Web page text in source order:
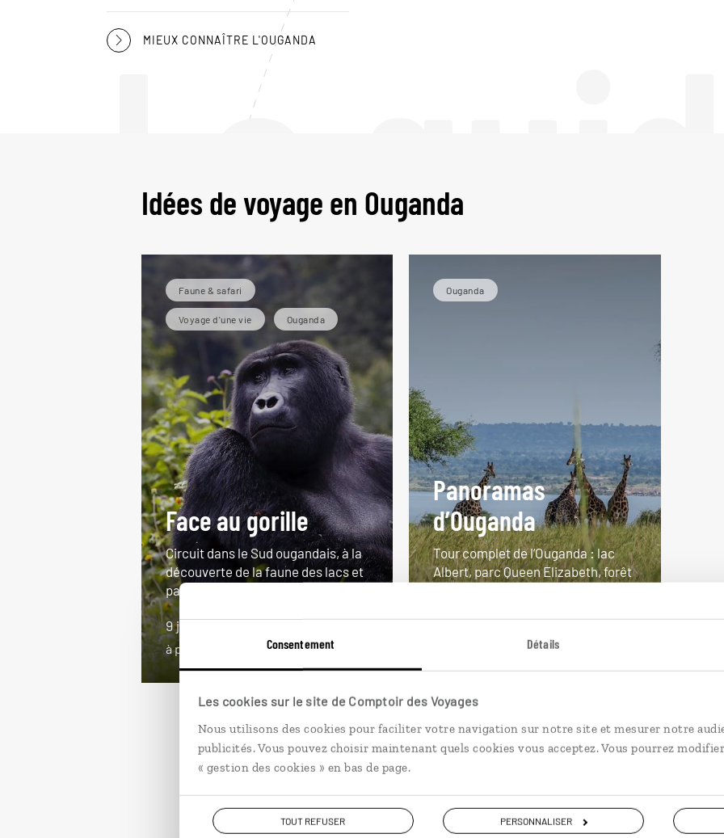
Consentement Détails
Les cookies sur le site de Comptoir des Voyages
Nous utilisons des cookies pour faciliter votre navigation sur notre site et mesurer notre
publicités. Vous pouvez choisir maintenant quels cookies vous acceptez. Vous pourrez
« gestion des cookies » en bas de page.
TOUT REFUSER PERSONNALISER
Le
MIEUX CONNAÎTRE L'OUGANDA
Idées de voyage en Ouganda
Faune & safari
Voyage d'une vie Ouganda
Face au gorille
Circuit dans le Sud ougandais, à la
découverte de la faune des lacs et
parcs.
9 jours / 7 nuits
à partir de 3950€
Ouganda
Panoramas
d’Ouganda
Tour complet de l’Ouganda : lac
Albert, parc Queen Elizabeth, forêt
13 jours / 11 nuits
à partir de 5650€